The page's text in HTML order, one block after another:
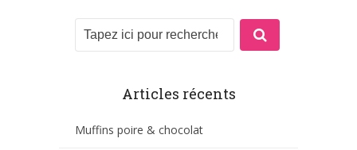
Articles récents
Muffins poire & chocolat